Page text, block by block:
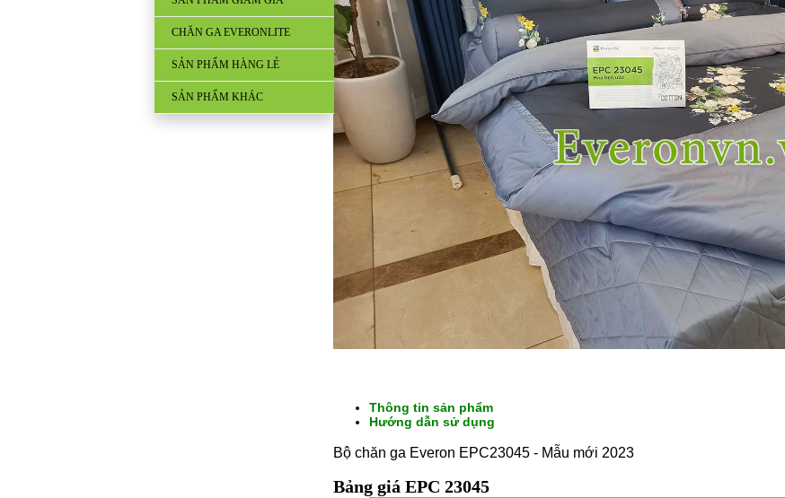
CHĂN GA EVERONLITE
SẢN PHẨM HÀNG LẺ
SẢN PHẨM KHÁC
Thông tin sản phẩm
Hướng dẫn sử dụng
Bộ chăn ga Everon EPC23045 - Mẫu mới 2023
Bảng giá EPC 23045